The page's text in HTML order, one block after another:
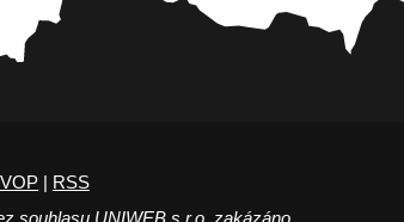
VOP | RSS
souhlasu UNIWEB s.r.o. zakázáno.